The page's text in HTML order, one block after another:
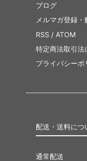
ブログ
メルマガ登録・
RSS / ATOM
特定商法取引法
プライバシーポ
配送・送料につ
通常配送